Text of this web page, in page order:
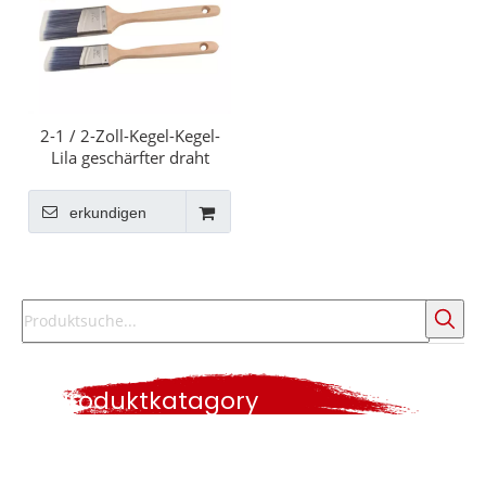
2-1 / 2-Zoll-Kegel-Kegel-
Lila geschärfter draht
Ferrule-langen hölzernen
Griff-Pinsel
erkundigen
Produktkatagory